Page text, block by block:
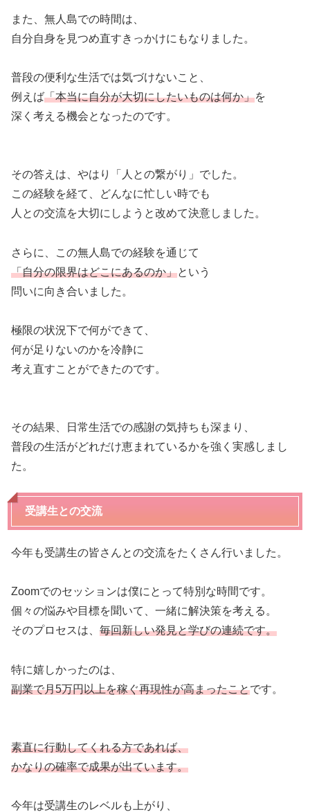
また、無人島での時間は、
自分自身を見つめ直すきっかけにもなりました。
普段の便利な生活では気づけないこと、
例えば「本当に自分が大切にしたいものは何か」を
深く考える機会となったのです。
その答えは、やはり「人との繋がり」でした。
この経験を経て、どんなに忙しい時でも
人との交流を大切にしようと改めて決意しました。
さらに、この無人島での経験を通じて
「自分の限界はどこにあるのか」という
問いに向き合いました。
極限の状況下で何ができて、
何が足りないのかを冷静に
考え直すことができたのです。
その結果、日常生活での感謝の気持ちも深まり、
普段の生活がどれだけ恵まれているかを強く実感しまし
た。
受講生との交流
今年も受講生の皆さんとの交流をたくさん行いました。
Zoomでのセッションは僕にとって特別な時間です。
個々の悩みや目標を聞いて、一緒に解決策を考える。
そのプロセスは、 毎回新しい発見と学びの連続です。
特に嬉しかったのは、
副業で月5万円以上を稼ぐ再現性が高まったことです。
素直に行動してくれる方であれば、
かなりの確率で成果が出ています。
今年は受講生のレベルも上がり、